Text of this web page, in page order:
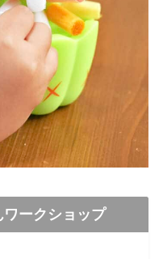
ークショップ